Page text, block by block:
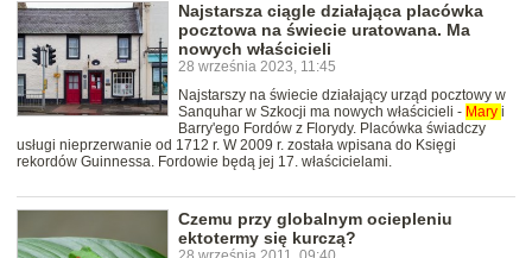
Najstarsza ciągle działająca placówka
pocztowa na świecie uratowana. Ma
nowych właścicieli
28 września 2023, 11:45
Najstarszy na świecie działający urząd pocztowy w
Sanquhar w Szkocji ma nowych właścicieli - Mary i
Barry'ego Fordów z Florydy. Placówka świadczy
usługi nieprzerwanie od 1712 r. W 2009 r. została wpisana do Księgi
rekordów Guinnessa. Fordowie będą jej 17. właścicielami.
Czemu przy globalnym ociepleniu
ektotermy się kurczą?